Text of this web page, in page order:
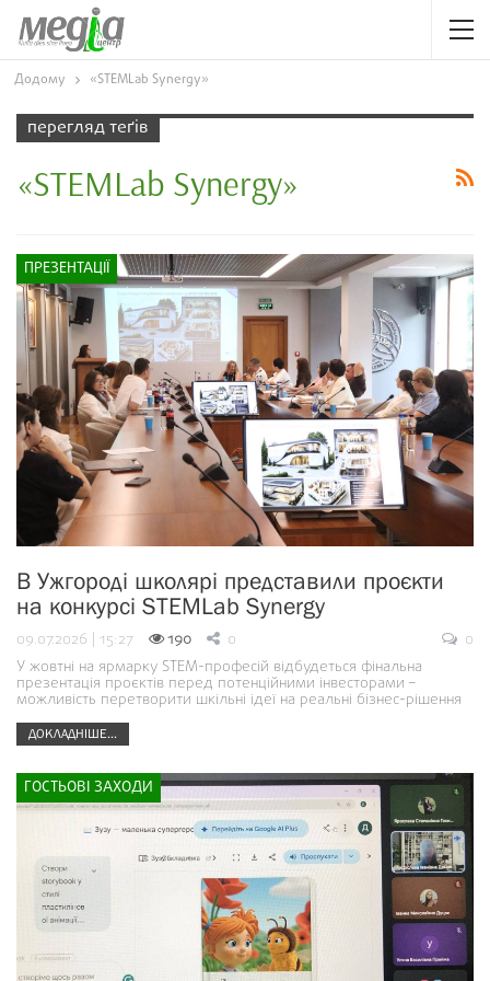
Додому «STEMLab Synergy»
перегляд теґів
«STEMLab Synergy»
ПРЕЗЕНТАЦІЇ
В Ужгороді школярі представили проєкти
на конкурсі STEMLab Synergy
09.07.2026 | 15:27 190 0
0
У жовтні на ярмарку STEM-професій відбудеться фінальна
презентація проєктів перед потенційними інвесторами –
можливість перетворити шкільні ідеї на реальні бізнес-рішення
ДОКЛАДНІШЕ...
ГОСТЬОВІ ЗАХОДИ